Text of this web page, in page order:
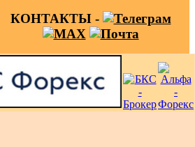
КОНТАКТЫ -